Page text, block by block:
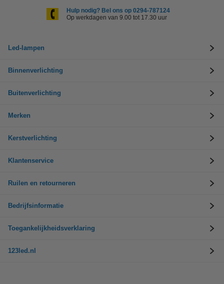
Hulp nodig? Bel ons op 0294-787124
Op werkdagen van 9.00 tot 17.30 uur
Led-lampen
Binnenverlichting
Buitenverlichting
Merken
Kerstverlichting
Klantenservice
Ruilen en retourneren
Bedrijfsinformatie
Toegankelijkheidsverklaring
123led.nl